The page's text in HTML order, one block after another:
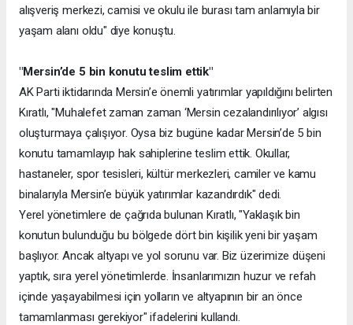
alışveriş merkezi, camisi ve okulu ile burası tam anlamıyla bir
yaşam alanı oldu" diye konuştu.
"Mersin’de 5 bin konutu teslim ettik"
AK Parti iktidarında Mersin’e önemli yatırımlar yapıldığını belirten
Kıratlı, "Muhalefet zaman zaman ‘Mersin cezalandırılıyor’ algısı
oluşturmaya çalışıyor. Oysa biz bugüne kadar Mersin’de 5 bin
konutu tamamlayıp hak sahiplerine teslim ettik. Okullar,
hastaneler, spor tesisleri, kültür merkezleri, camiler ve kamu
binalarıyla Mersin’e büyük yatırımlar kazandırdık" dedi.
Yerel yönetimlere de çağrıda bulunan Kıratlı, "Yaklaşık bin
konutun bulunduğu bu bölgede dört bin kişilik yeni bir yaşam
başlıyor. Ancak altyapı ve yol sorunu var. Biz üzerimize düşeni
yaptık, sıra yerel yönetimlerde. İnsanlarımızın huzur ve refah
içinde yaşayabilmesi için yolların ve altyapının bir an önce
tamamlanması gerekiyor" ifadelerini kullandı.